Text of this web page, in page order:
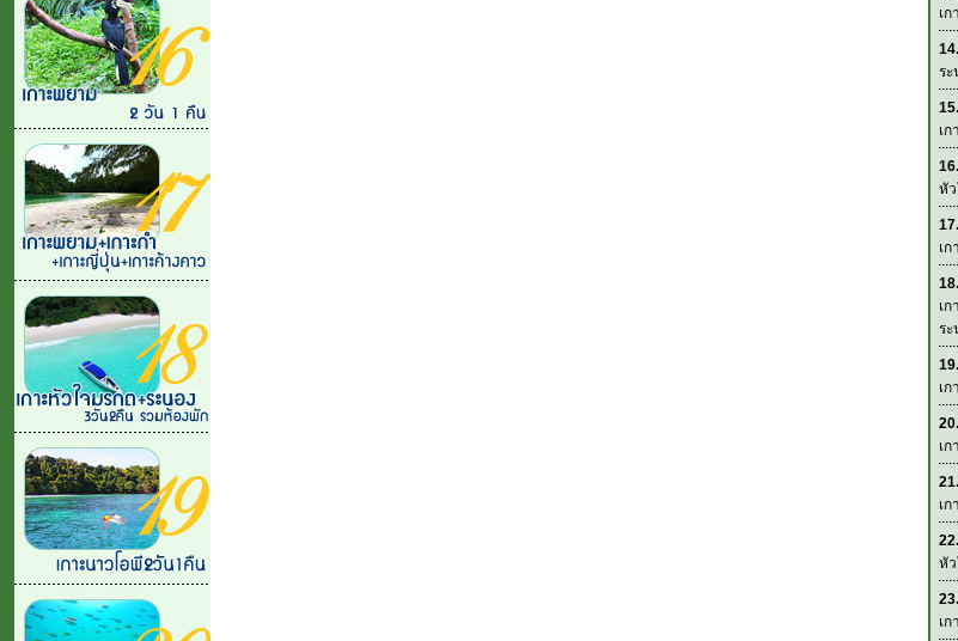
เ
14.
ระ
15.
เ
16.
หัว
17.
เ
18.
เ
ระ
19.
เก
20.
เ
21.
เ
22.
หัว
23.
เ